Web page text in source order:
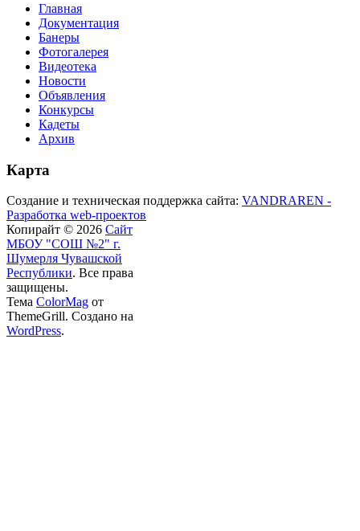
Главная
Документация
Банеры
Фотогалерея
Видеотека
Новости
Объявления
Конкурсы
Кадеты
Архив
Карта
Создание и техническая поддержка сайта: VANDRAREN -
Разработка web-проектов
Копирайт © 2026 Сайт
МБОУ "СОШ №2" г.
Шумерля Чувашской
Республики. Все права
защищены.
Тема ColorMag от
ThemeGrill. Создано на
WordPress.